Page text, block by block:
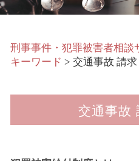
刑事事件・犯罪被害者相談
キーワード > 交通事故 請
交通事故